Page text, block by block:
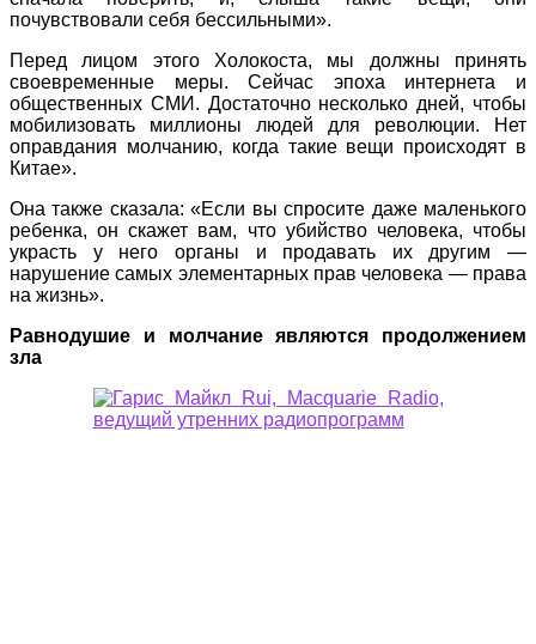
почувствовали себя бессильными».
Перед лицом этого Холокоста, мы должны принять
своевременные меры. Сейчас эпоха интернета и
общественных СМИ. Достаточно несколько дней, чтобы
мобилизовать миллионы людей для революции. Нет
оправдания молчанию, когда такие вещи происходят в
Китае».
Она также сказала: «Если вы спросите даже маленького
ребенка, он скажет вам, что убийство человека, чтобы
украсть у него органы и продавать их другим —
нарушение самых элементарных прав человека — права
на жизнь».
Равнодушие и молчание являются продолжением
зла